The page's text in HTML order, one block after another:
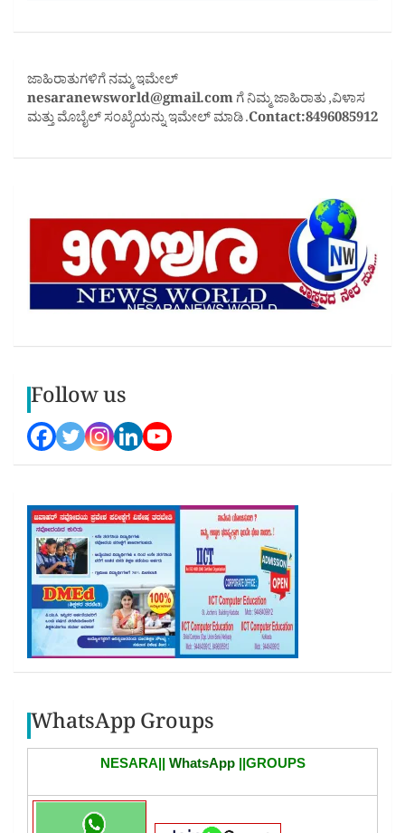
ಜಾಹಿರಾತುಗಳಿಗೆ ನಮ್ಮ ಇಮೇಲ್
nesaranewsworld@gmail.comಗೆ ನಿಮ್ಮ ಜಾಹಿರಾತು ,ವಿಳಾಸ
ಮತ್ತು ಮೊಬೈಲ್ ಸಂಖ್ಯೆಯನ್ನು ಇಮೇಲ್ ಮಾಡಿ .Contact:8496085912
Follow us
WhatsApp Groups
NESARA|| WhatsApp||GROUPS